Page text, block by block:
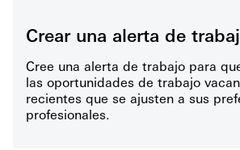
Crear una alerta de
Cree una alerta de trabajo para
las oportunidades de trabajo
recientes que se ajusten a sus
profesionales.